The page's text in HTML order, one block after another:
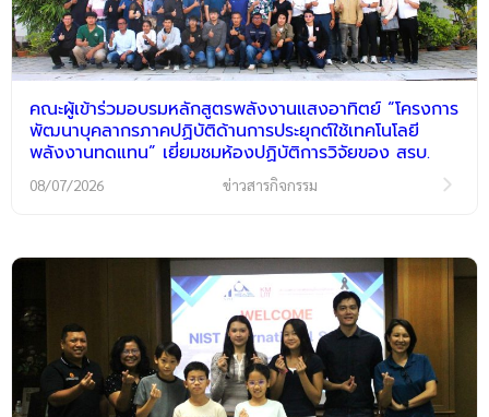
คณะผู้เข้าร่วมอบรมหลักสูตรพลังงานแสงอาทิตย์ “โครงการ
พัฒนาบุคลากรภาคปฏิบัติด้านการประยุกต์ใช้เทคโนโลยี
พลังงานทดแทน” เยี่ยมชมห้องปฏิบัติการวิจัยของ สรบ.
08/07/2026 ข่าวสารกิจกรรม